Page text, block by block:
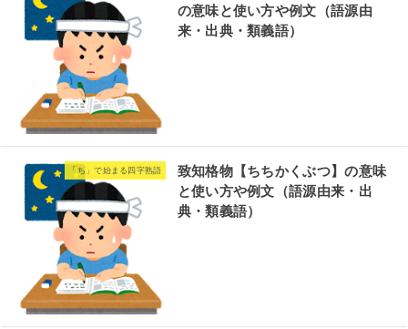
の意味と使い方や例文（語源由
来・出典・類義語）
「ち」で始まる四字熟語
致知格物【ちちかくぶつ】の意味
と使い方や例文（語源由来・出
典・類義語）